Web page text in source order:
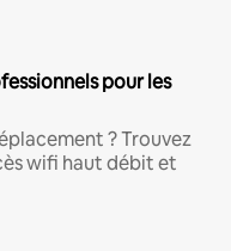
pour les
? Trouvez
wifi haut débit et